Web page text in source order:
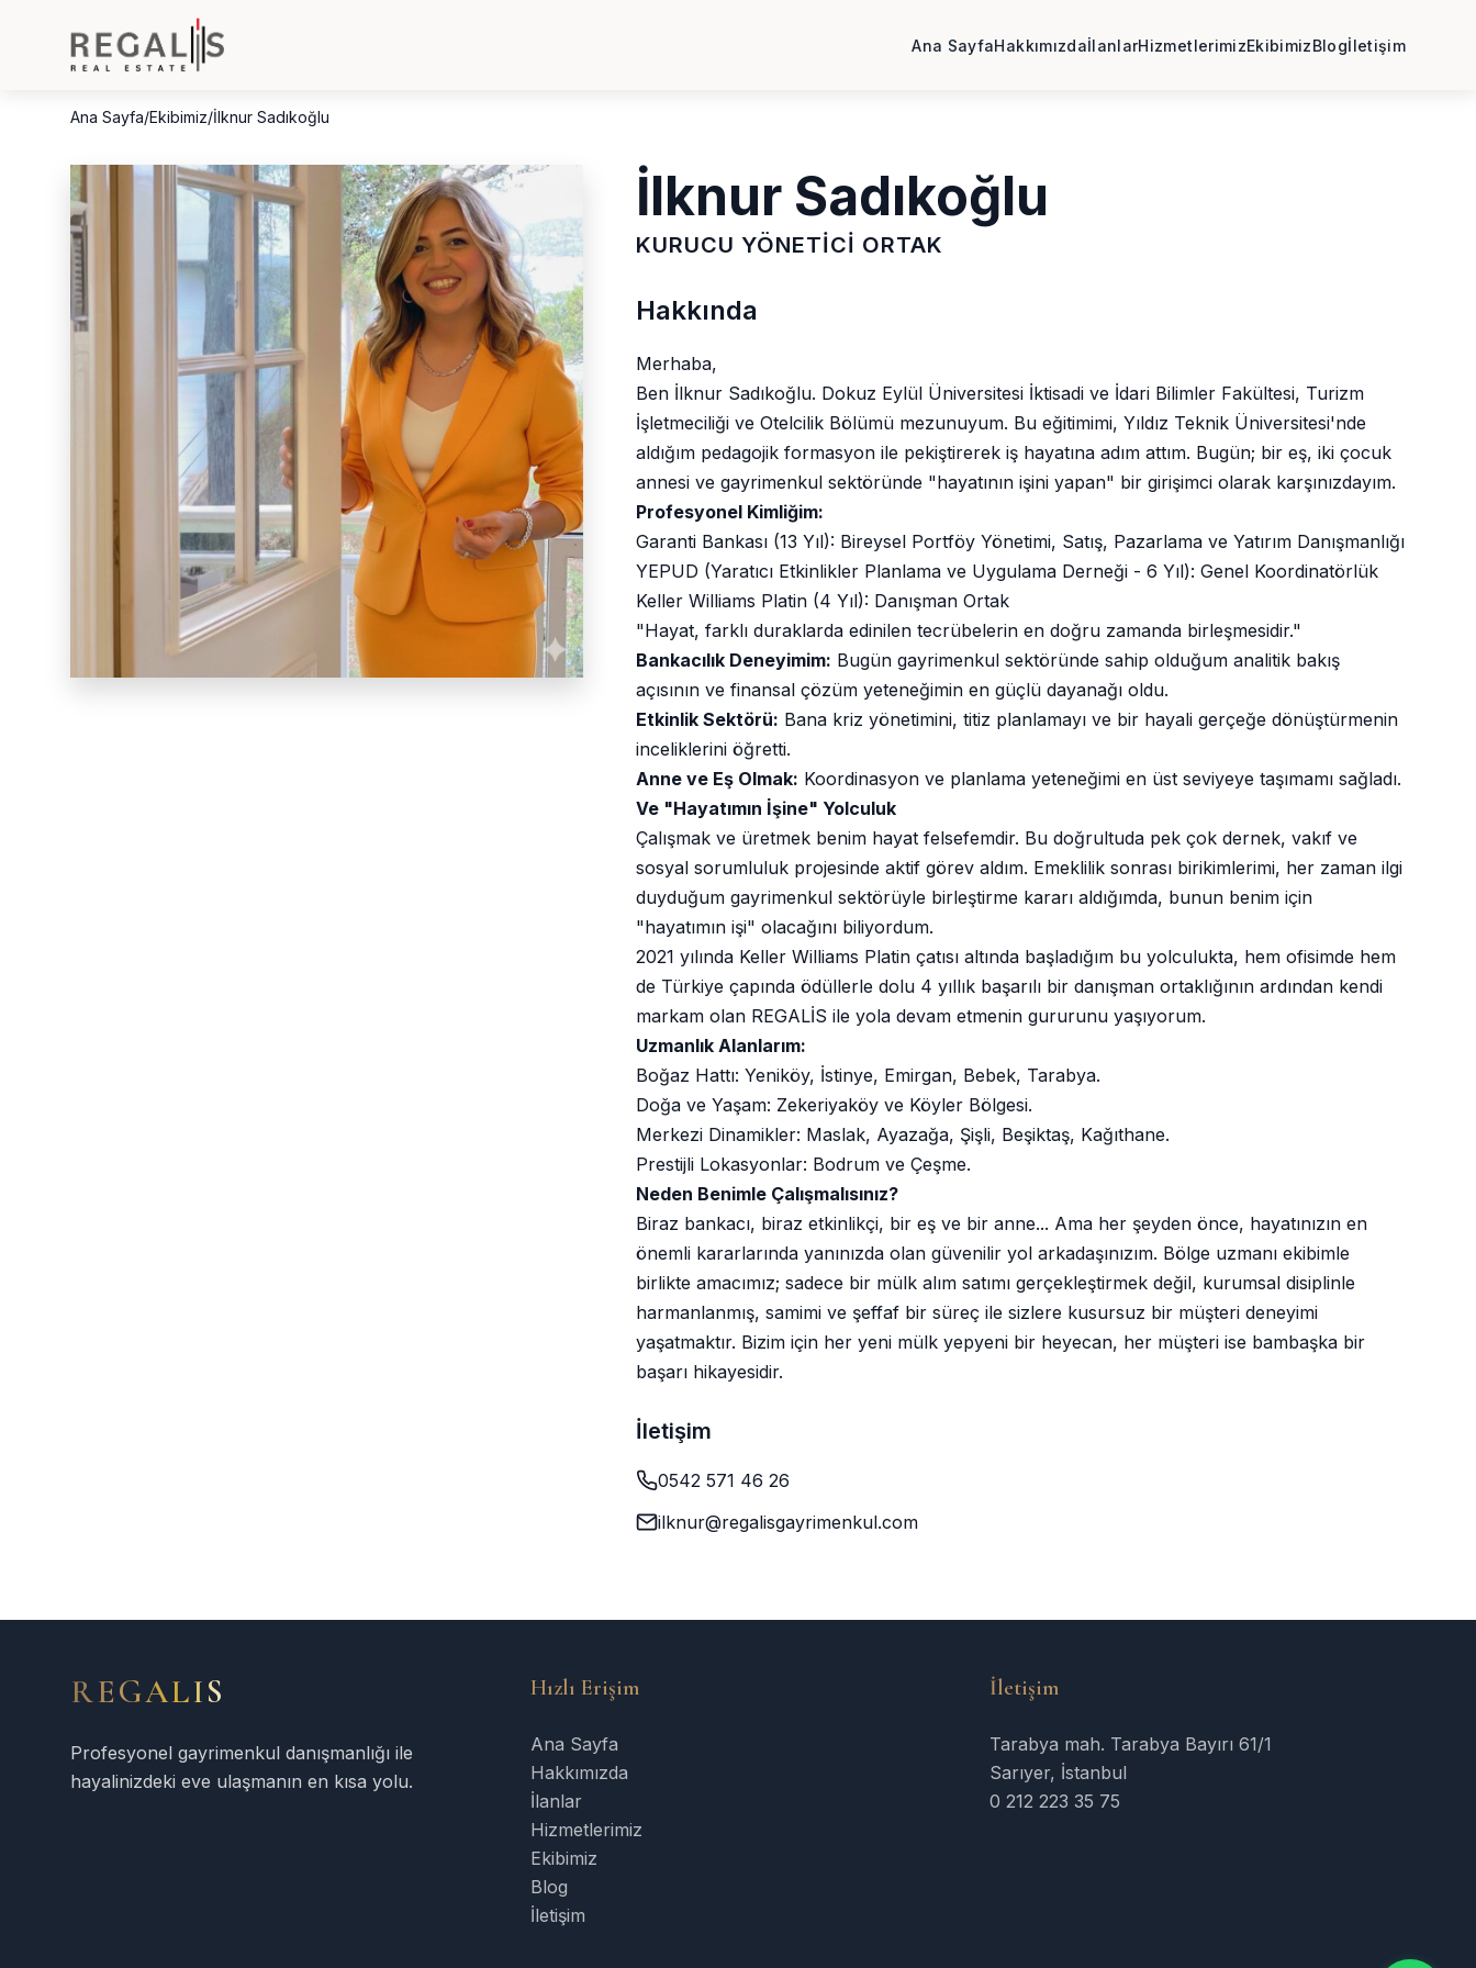
Ana SayfaHakkımızdaİlanlarHizmetlerimizEkibimizBlogİletişim
Ana Sayfa/Ekibimiz/İlknur Sadıkoğlu
İlknur Sadıkoğlu
KURUCU YÖNETICI ORTAK
Hakkında
Merhaba,
Ben İlknur Sadıkoğlu. Dokuz Eylül Üniversitesi İktisadi ve İdari Bilimler Fakültesi, Turizm
İşletmeciliği ve Otelcilik Bölümü mezunuyum. Bu eğitimimi, Yıldız Teknik Üniversitesi'nde
aldığım pedagojik formasyon ile pekiştirerek iş hayatına adım attım. Bugün; bir eş, iki çocuk
annesi ve gayrimenkul sektöründe "hayatının işini yapan" bir girişimci olarak karşınızdayım.
Profesyonel Kimliğim:
Garanti Bankası (13 Yıl): Bireysel Portföy Yönetimi, Satış, Pazarlama ve Yatırım Danışmanlığı
YEPUD (Yaratıcı Etkinlikler Planlama ve Uygulama Derneği - 6 Yıl): Genel Koordinatörlük
Keller Williams Platin (4 Yıl): Danışman Ortak
"Hayat, farklı duraklarda edinilen tecrübelerin en doğru zamanda birleşmesidir."
Bankacılık Deneyimim: Bugün gayrimenkul sektöründe sahip olduğum analitik bakış
açısının ve finansal çözüm yeteneğimin en güçlü dayanağı oldu.
Etkinlik Sektörü: Bana kriz yönetimini, titiz planlamayı ve bir hayali gerçeğe dönüştürmenin
inceliklerini öğretti.
Anne ve Eş Olmak: Koordinasyon ve planlama yeteneğimi en üst seviyeye taşımamı sağladı.
Ve "Hayatımın İşine" Yolculuk
Çalışmak ve üretmek benim hayat felsefemdir. Bu doğrultuda pek çok dernek, vakıf ve
sosyal sorumluluk projesinde aktif görev aldım. Emeklilik sonrası birikimlerimi, her zaman ilgi
duyduğum gayrimenkul sektörüyle birleştirme kararı aldığımda, bunun benim için
"hayatımın işi" olacağını biliyordum.
2021 yılında Keller Williams Platin çatısı altında başladığım bu yolculukta, hem ofisimde hem
de Türkiye çapında ödüllerle dolu 4 yıllık başarılı bir danışman ortaklığının ardından kendi
markam olan REGALİS ile yola devam etmenin gururunu yaşıyorum.
Uzmanlık Alanlarım:
Boğaz Hattı: Yeniköy, İstinye, Emirgan, Bebek, Tarabya.
Doğa ve Yaşam: Zekeriyaköy ve Köyler Bölgesi.
Merkezi Dinamikler: Maslak, Ayazağa, Şişli, Beşiktaş, Kağıthane.
Prestijli Lokasyonlar: Bodrum ve Çeşme.
Neden Benimle Çalışmalısınız?
Biraz bankacı, biraz etkinlikçi, bir eş ve bir anne... Ama her şeyden önce, hayatınızın en
önemli kararlarında yanınızda olan güvenilir yol arkadaşınızım. Bölge uzmanı ekibimle
birlikte amacımız; sadece bir mülk alım satımı gerçekleştirmek değil, kurumsal disiplinle
harmanlanmış, samimi ve şeffaf bir süreç ile sizlere kusursuz bir müşteri deneyimi
yaşatmaktır. Bizim için her yeni mülk yepyeni bir heyecan, her müşteri ise bambaşka bir
başarı hikayesidir.
İletişim
0542 571 46 26
ilknur@regalisgayrimenkul.com
REGALIS
Profesyonel gayrimenkul danışmanlığı ile
hayalinizdeki eve ulaşmanın en kısa yolu.
Hızlı Erişim
Ana Sayfa
Hakkımızda
İlanlar
Hizmetlerimiz
Ekibimiz
Blog
İletişim
İletişim
Tarabya mah. Tarabya Bayırı 61/1
Sarıyer, İstanbul
0 212 223 35 75